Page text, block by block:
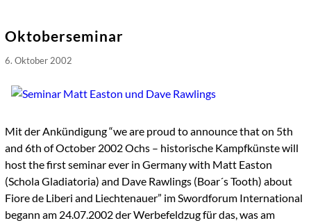
Oktoberseminar
6. Oktober 2002
Mit der Ankündigung “we are proud to announce that on 5th
and 6th of October 2002 Ochs – historische Kampfkünste will
host the first seminar ever in Germany with Matt Easton
(Schola Gladiatoria) and Dave Rawlings (Boar´s Tooth) about
Fiore de Liberi and Liechtenauer” im Swordforum International
begann am 24.07.2002 der Werbefeldzug für das, was am